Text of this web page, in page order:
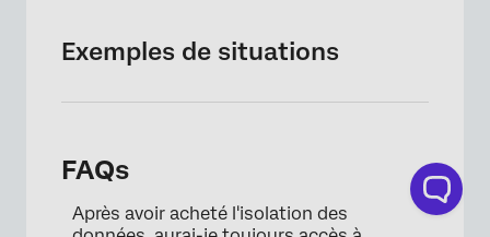
Exemples de situations
FAQs
Après avoir acheté l'isolation des